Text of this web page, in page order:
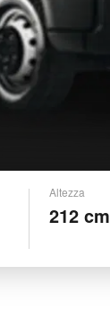
Altezza
212 cm